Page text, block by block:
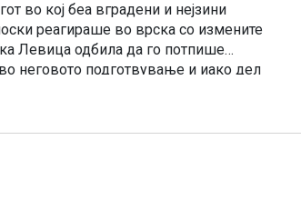
во кој беа вградени и нејзини
реагираше во врска со измените
Левица одбила да го потпише
неговото подготвување и иако дел
текстот. Темата за измени на